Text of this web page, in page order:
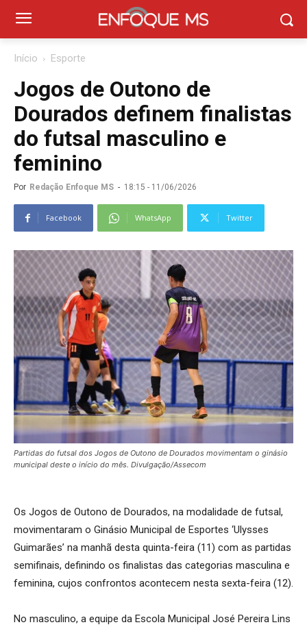
Início Esporte
Jogos de Outono de
Dourados definem finalistas
do futsal masculino e
feminino
Por Redação Enfoque MS - 18:15 - 11/06/2026
Facebook WhatsApp Twitter
Partidas do futsal dos Jogos de Outono de Dourados movimentam o ginásio
municipal deste o início do mês. Divulgação/Assecom
Os Jogos de Outono de Dourados, na modalidade de futsal,
movimentaram o Ginásio Municipal de Esportes ‘Ulysses
Guimarães’ na manhã desta quinta-feira (11) com as partidas
semifinais, definindo os finalistas das categorias masculina e
feminina, cujos confrontos acontecem nesta sexta-feira (12).
No masculino, a equipe da Escola Municipal José Pereira Lins